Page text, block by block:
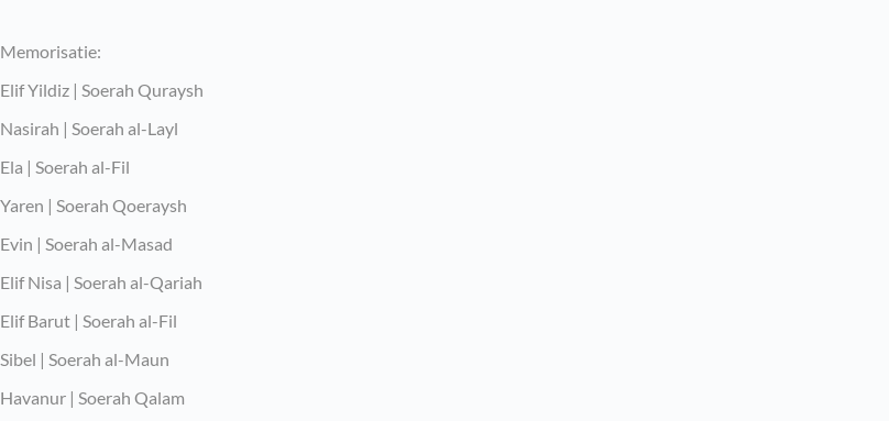
Memorisatie:
Elif Yildiz | Soerah Quraysh
Nasirah | Soerah al-Layl
Ela | Soerah al-Fil
Yaren | Soerah Qoeraysh
Evin | Soerah al-Masad
Elif Nisa | Soerah al-Qariah
Elif Barut | Soerah al-Fil
Sibel | Soerah al-Maun
Havanur | Soerah Qalam